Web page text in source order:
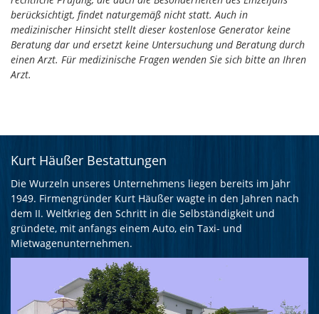
berücksichtigt, findet naturgemäß nicht statt. Auch in
medizinischer Hinsicht stellt dieser kostenlose Generator keine
Beratung dar und ersetzt keine Untersuchung und Beratung durch
einen Arzt. Für medizinische Fragen wenden Sie sich bitte an Ihren
Arzt.
Kurt Häußer Bestattungen
Die Wurzeln unseres Unternehmens liegen bereits im Jahr
1949. Firmengründer Kurt Häußer wagte in den Jahren nach
dem II. Weltkrieg den Schritt in die Selbständigkeit und
gründete, mit anfangs einem Auto, ein Taxi- und
Mietwagenunternehmen.